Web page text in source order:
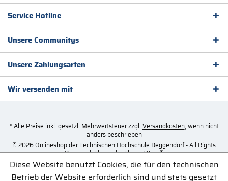
Service Hotline
Unsere Communitys
Unsere Zahlungsarten
Wir versenden mit
* Alle Preise inkl. gesetzl. Mehrwertsteuer zzgl. Versandkosten, wenn nicht
anders beschrieben
© 2026 Onlineshop der Technischen Hochschule Deggendorf - All Rights
Reserved. Theme byThemeWare®
Diese Website benutzt Cookies, die für den technischen
Betrieb der Website erforderlich sind und stets gesetzt